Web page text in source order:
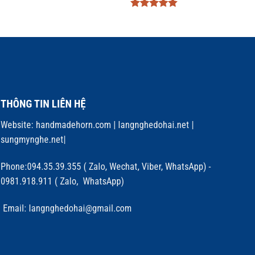
sao
THÔNG TIN LIÊN HỆ
Website: handmadehorn.com | langnghedohai.net |
sungmynghe.net|
Phone:094.35.39.355 ( Zalo, Wechat, Viber, WhatsApp) -
0981.918.911 ( Zalo, WhatsApp)
Email: langnghedohai@gmail.com